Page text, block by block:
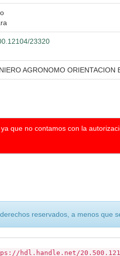
23320
AGRONOMO ORIENTACION
que no contamos con la
reservados, a menos que
hdl.handle.net/